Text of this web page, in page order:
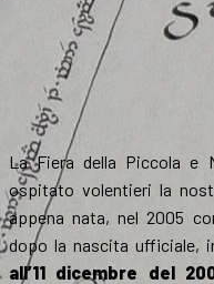
La Fiera della Piccola e
ospitato volentieri la
appena nata, nel 2005
dopo la nascita ufficiale,
all’11 dicembre del